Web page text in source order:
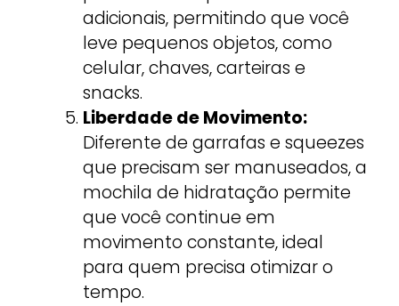
adicionais, permitindo que você
leve pequenos objetos, como
celular, chaves, carteiras e
snacks.
Liberdade de Movimento:
Diferente de garrafas e squeezes
que precisam ser manuseados, a
mochila de hidratação permite
que você continue em
movimento constante, ideal
para quem precisa otimizar o
tempo.